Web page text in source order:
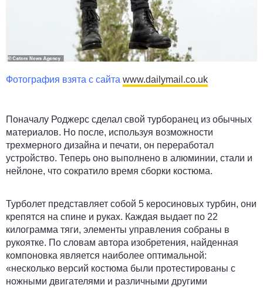
Фотография взята с сайта www.dailymail.co.uk
Поначалу Роджерс сделал свой турборанец из обычных
материалов. Но после, используя возможности
трехмерного дизайна и печати, он переработал
устройство. Теперь оно выполнено в алюминии, стали и
нейлоне, что сократило время сборки костюма.
Турболет представляет собой 5 керосиновых турбин, они
крепятся на спине и руках. Каждая выдает по 22
килограмма тяги, элементы управления собраны в
рукоятке. По словам автора изобретения, найденная
компоновка является наиболее оптимальной:
«несколько версий костюма были протестированы с
ножными двигателями и различными другими